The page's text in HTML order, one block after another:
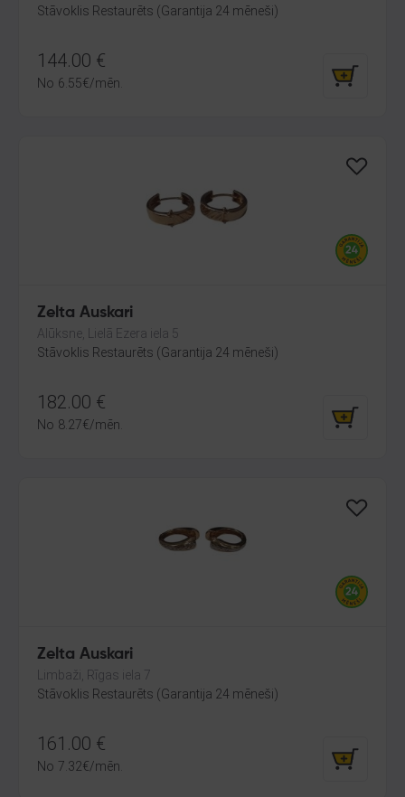
Stāvoklis Restaurēts (Garantija 24 mēneši)
144.00 €
No 6.55€/mēn.
Zelta Auskari
Alūksne, Lielā Ezera iela 5
Stāvoklis Restaurēts (Garantija 24 mēneši)
182.00 €
No 8.27€/mēn.
Zelta Auskari
Limbaži, Rīgas iela 7
Stāvoklis Restaurēts (Garantija 24 mēneši)
161.00 €
No 7.32€/mēn.